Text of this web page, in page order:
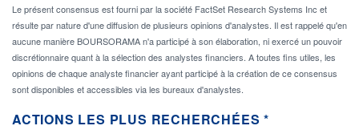
Le présent consensus est fourni par la société FactSet Research Systems Inc et
résulte par nature d'une diffusion de plusieurs opinions d'analystes. Il est rappelé qu'en
aucune manière BOURSORAMA n'a participé à son élaboration, ni exercé un pouvoir
discrétionnaire quant à la sélection des analystes financiers. A toutes fins utiles, les
opinions de chaque analyste financier ayant participé à la création de ce consensus
sont disponibles et accessibles via les bureaux d'analystes.
ACTIONS LES PLUS RECHERCHÉES *